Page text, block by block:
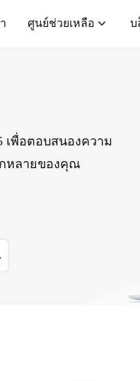
ศูนย์ช่วยเหลือ บ
เพื่อตอบสนองความ
หลายของคุณ